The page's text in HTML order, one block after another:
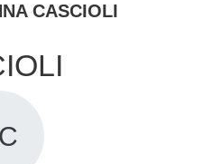
CASCIOLI